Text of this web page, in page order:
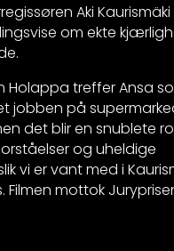
Aki
om ekte
Holappa treffer Ansa
jobben på
det blir en snublete
og uheldige
vi er vant med i
Filmen mottok